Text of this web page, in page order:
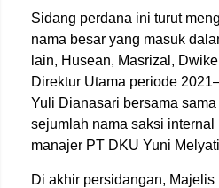
Sidang perdana ini turut
nama besar yang masuk
lain, Husean, Masrizal,
Direktur Utama periode
Yuli Dianasari bersama
sejumlah nama saksi
manajer PT DKU Yuni
Di akhir persidangan,